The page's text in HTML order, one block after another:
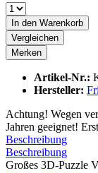
In den Warenkorb
Vergleichen
Merken
Artikel-Nr.:
Hersteller:
Achtung! Wegen
Jahren geeignet!
Beschreibung
Beschreibung
Großes 3D-Puzzle